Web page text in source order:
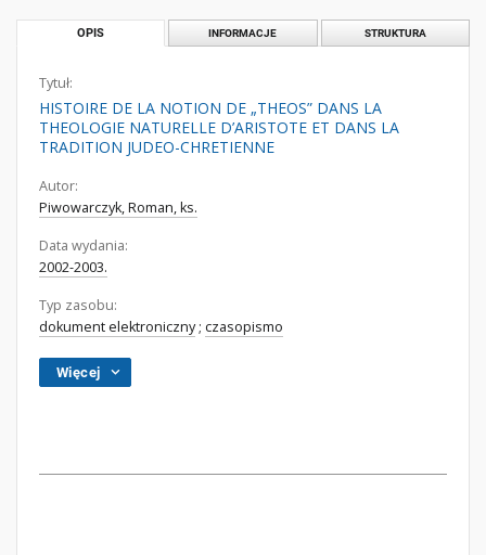
OPIS INFORMACJE STRUKTURA
Tytuł:
HISTOIRE DE LA NOTION DE „THEOS” DANS LA
THEOLOGIE NATURELLE D’ARISTOTE ET DANS LA
TRADITION JUDEO-CHRETIENNE
Autor:
Piwowarczyk, Roman, ks.
Data wydania:
2002-2003.
Typ zasobu:
dokument elektroniczny; czasopismo
Więcej